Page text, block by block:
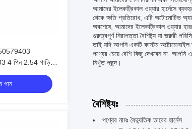
পিন 2.54 গাড়ি
পান
আমাদের ইলেকট্রিকাল ওয়্যার হার্নেসে
থেকে ক্ষতি প্রতিরোধ, এটি অটোমোটিভ
অবশেষে, আমাদের ইলেকট্রিকাল ওয়্যার
গুরুত্বপূর্ণ নিরাপত্তা বৈশিষ্ট্য যা জরুরী
তাই যদি আপনি একটি কাস্টম অটোমোবাইল
পণ্যের চেয়ে বেশি কিছু দেখবেন না.
নিখুঁত পছন্দ।
বৈশিষ্ট্যঃ
পণ্যের নামঃ বৈদ্যুতিক তারের হার্নেস